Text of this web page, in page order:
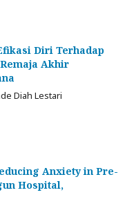
Diri Terhadap
Akhir
Diah Lestari
Anxiety in Pre-
Hospital,